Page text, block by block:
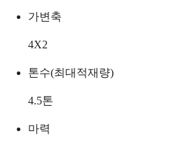
가변축
4X2
톤수(최대적재량)
4.5톤
마력